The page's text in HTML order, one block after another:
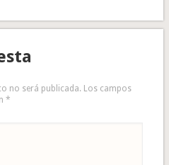
no será publicada. Los campos
*